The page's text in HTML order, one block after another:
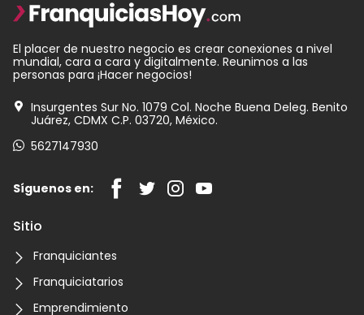
El placer de nuestro negocio es crear conexiones a nivel
mundial, cara a cara y digitalmente. Reunimos a las
personas para ¡Hacer negocios!
Insurgentes Sur No. 1079 Col. Noche Buena Deleg. Benito
Juárez, CDMX C.P. 03720, México.
5627147930
Síguenos en:
Sitio
Franquiciantes
Franquiciatarios
Emprendimiento